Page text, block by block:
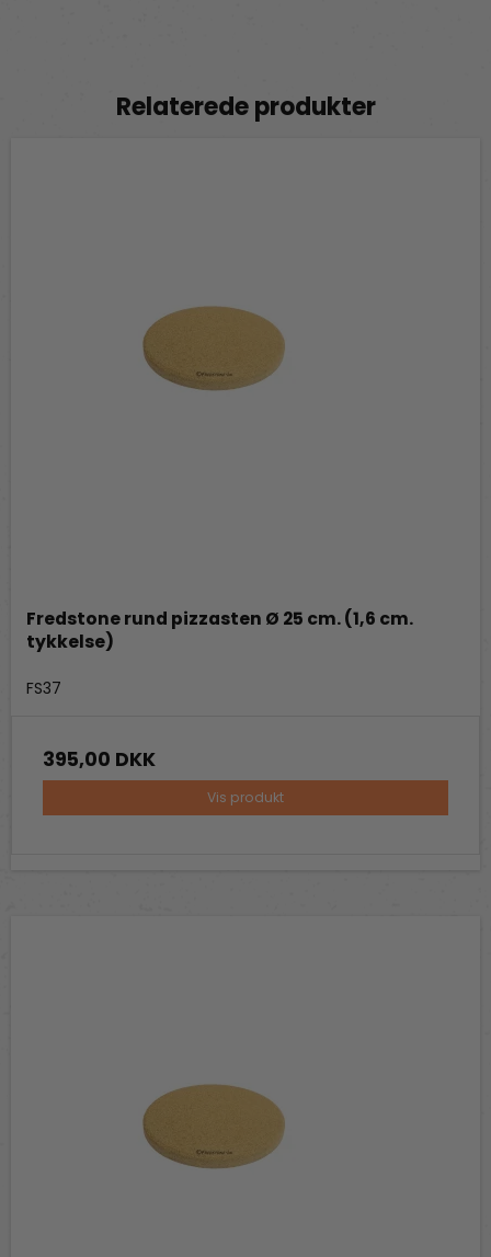
Relaterede produkter
Fredstone rund pizzasten Ø 25 cm. (1,6 cm.
tykkelse)
FS37
395,00 DKK
Vis produkt